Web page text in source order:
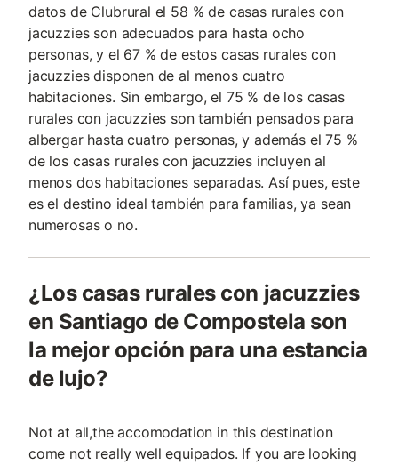
datos de Clubrural el 58 % de casas rurales con
jacuzzies son adecuados para hasta ocho
personas, y el 67 % de estos casas rurales con
jacuzzies disponen de al menos cuatro
habitaciones. Sin embargo, el 75 % de los casas
rurales con jacuzzies son también pensados para
albergar hasta cuatro personas, y además el 75 %
de los casas rurales con jacuzzies incluyen al
menos dos habitaciones separadas. Así pues, este
es el destino ideal también para familias, ya sean
numerosas o no.
¿Los casas rurales con jacuzzies
en Santiago de Compostela son
la mejor opción para una estancia
de lujo?
Not at all,the accomodation in this destination
come not really well equipados. If you are looking